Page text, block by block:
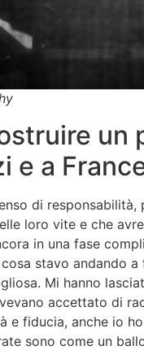
un
e a
di
loro vite e che
in una fase
stavo andando
Mi hanno
accettato di
e fiducia, anche io
sono come un